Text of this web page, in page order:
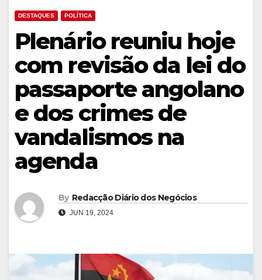
DESTAQUES POLÍTICA
Plenário reuniu hoje
com revisão da lei do
passaporte angolano
e dos crimes de
vandalismos na
agenda
By Redacção Diário dos Negócios
JUN 19, 2024